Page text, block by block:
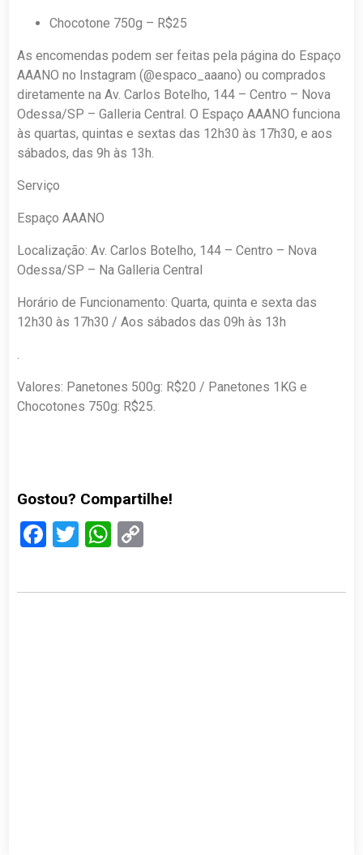
Chocotone 750g – R$25
As encomendas podem ser feitas pela página do Espaço
AAANO no Instagram (@espaco_aaano) ou comprados
diretamente na Av. Carlos Botelho, 144 – Centro – Nova
Odessa/SP – Galleria Central. O Espaço AAANO funciona
às quartas, quintas e sextas das 12h30 às 17h30, e aos
sábados, das 9h às 13h.
Serviço
Espaço AAANO
Localização: Av. Carlos Botelho, 144 – Centro – Nova
Odessa/SP – Na Galleria Central
Horário de Funcionamento: Quarta, quinta e sexta das
12h30 às 17h30 / Aos sábados das 09h às 13h
.
Valores: Panetones 500g: R$20 / Panetones 1KG e
Chocotones 750g: R$25.
Gostou? Compartilhe!
Facebook
TwitterWhatsApp